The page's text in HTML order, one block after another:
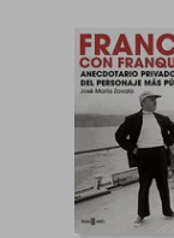
50%
dcto.